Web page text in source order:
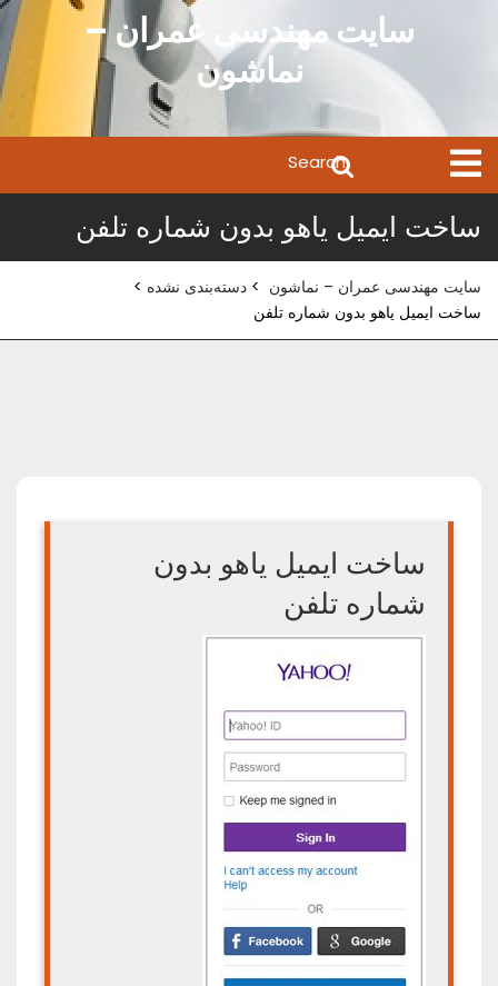
سایت مهندسی عمران –
نماشون
Open
Menu
for:
ساخت ایمیل یاهو بدون شماره تلفن
سایت مهندسی عمران – نماشون > دسته‌بندی نشده >
ساخت ایمیل یاهو بدون شماره تلفن
ساخت ایمیل یاهو بدون
شماره تلفن